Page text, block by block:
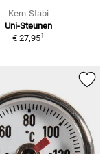
Kern-Stabi
Uni-Steunen
€ 27,951